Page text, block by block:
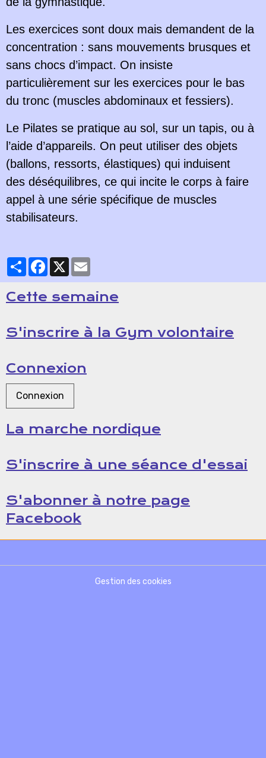
Les exercices sont doux mais demandent de la
concentration : sans mouvements brusques et
sans chocs d’impact. On insiste
particulièrement sur les exercices pour le bas
du tronc (muscles abdominaux et fessiers).
Le Pilates se pratique au sol, sur un tapis, ou à
l’aide d’appareils. On peut utiliser des objets
(ballons, ressorts, élastiques) qui induisent
des déséquilibres, ce qui incite le corps à faire
appel à une série spécifique de muscles
stabilisateurs.
PartagerFacebook
X
Cette semaine
S'inscrire à la Gym volontaire
Connexion
Connexion
La marche nordique
S'inscrire à une séance d'essai
S'abonner à notre page
Facebook
Gestion des cookies